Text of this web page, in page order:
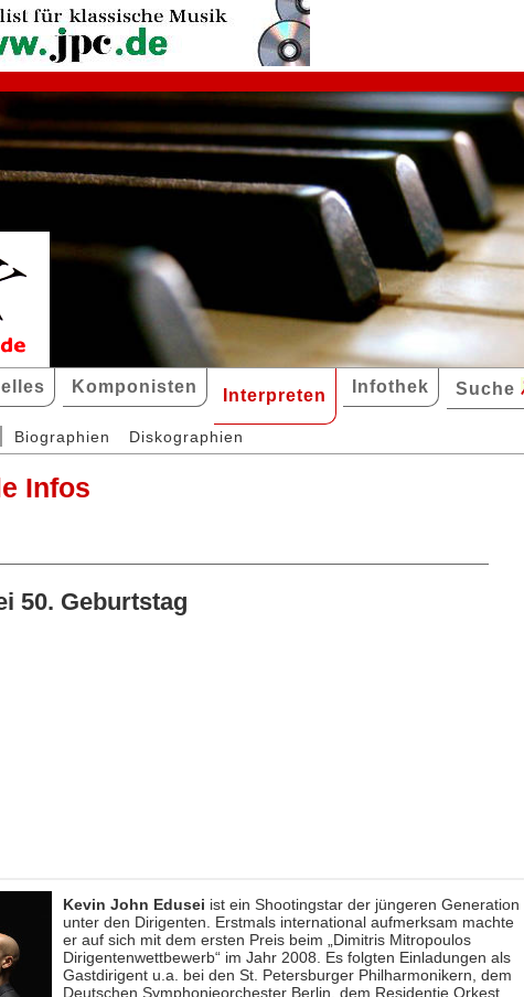
Komponisten Interpreten Infothek Suche
Biographien Diskographien
Infos
50. Geburtstag
Kevin John Edusei ist ein Shootingstar der jüngeren Generation
unter den Dirigenten. Erstmals international aufmerksam machte
er auf sich mit dem ersten Preis beim „Dimitris Mitropoulos
Dirigentenwettbewerb“ im Jahr 2008. Es folgten Einladungen als
Gastdirigent u.a. bei den St. Petersburger Philharmonikern, dem
Deutschen Symphonieorchester Berlin, dem Residentie Orkest